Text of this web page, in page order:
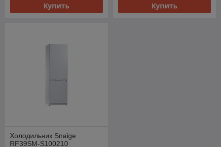
Купить Купить
Холодильник Snaige
RF39SM-S100210